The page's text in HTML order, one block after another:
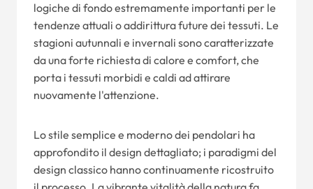
logiche di fondo estremamente importanti per le
tendenze attuali o addirittura future dei tessuti. Le
stagioni autunnali e invernali sono caratterizzate
da una forte richiesta di calore e comfort, che
porta i tessuti morbidi e caldi ad attirare
nuovamente l'attenzione.
Lo stile semplice e moderno dei pendolari ha
approfondito il design dettagliato; i paradigmi del
design classico hanno continuamente ricostruito